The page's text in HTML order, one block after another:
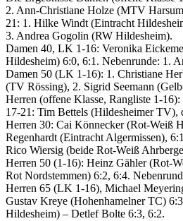
2. Ann-Christiane Holze (MTV
21: 1. Hilke Windt (Eintracht
3. Andrea Gogolin (RW Hildesheim).
Damen 40, LK 1-16: Veronika
Hildesheim) 6:0, 6:1. Nebenrunde: 1.
Damen 50 (LK 1-16): 1. Christiane
(TV Rössing), 2. Sigrid Seemann
Herren (offene Klasse, Rangliste 1-
17-21: Tim Bettels (Hildesheimer TV),
Herren 30: Cai Könnecker (Rot-Weiß
Regenhardt (Eintracht Algermissen),
Rico Wiersig (beide Rot-Weiß
Herren 50 (1-16): Heinz Gähler (Rot-
Rot Nordstemmen) 6:2, 6:4.
Herren 65 (LK 1-16), Michael
Gustav Kreye (Hohenhamelner TC)
Hildesheim) – Detlef Bolte 6:3, 6:2.